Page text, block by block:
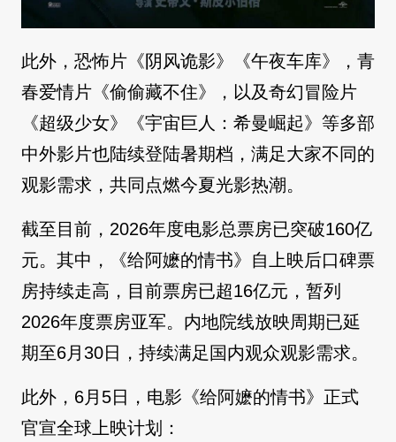
此外，恐怖片《阴风诡影》《午夜车库》，青
春爱情片《偷偷藏不住》，以及奇幻冒险片
《超级少女》《宇宙巨人：希曼崛起》等多部
中外影片也陆续登陆暑期档，满足大家不同的
观影需求，共同点燃今夏光影热潮。
截至目前，2026年度电影总票房已突破160亿
元。其中，《给阿嬷的情书》自上映后口碑票
房持续走高，目前票房已超16亿元，暂列
2026年度票房亚军。内地院线放映周期已延
期至6月30日，持续满足国内观众观影需求。
此外，6月5日，电影《给阿嬷的情书》正式
官宣全球上映计划：